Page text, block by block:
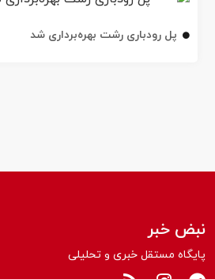
پل رودباری رشت بهره‌برداری شد
نبض خبر
پایگاه مستقل خبری و تحلیلی